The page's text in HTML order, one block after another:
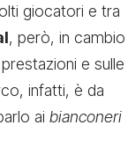
giocatori e tra
, però, in cambio
e sulle
infatti, è da
ai bianconeri